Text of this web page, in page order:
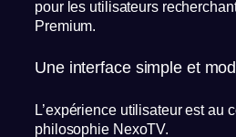
pour les utilisateurs
Premium.
Une interface simple et
L’expérience utilisateur est au
philosophie NexoTV.